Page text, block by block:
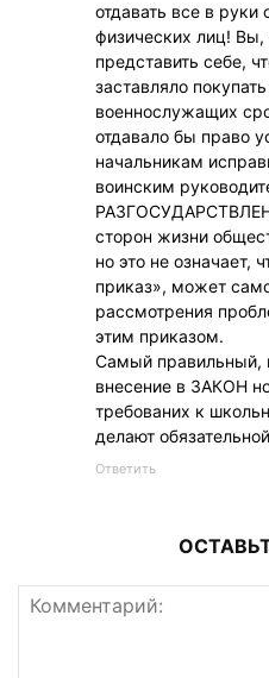
отдавать все в
физических лиц!
представить себе,
заставляло
военнослужащих
отдавало бы право
начальникам
воинским
сторон жизни
но это не означает,
приказ», может
рассмотрения
этим приказом.
Самый правильный,
внесение в ЗАКОН
требованих к
делают
Ответить